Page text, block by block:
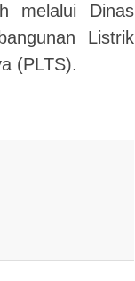
melalui Dinas
Listrik
(PLTS).